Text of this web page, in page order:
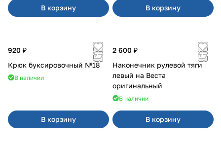
В корзину В корзину
920 ₽
Крюк буксировочный №18
В наличии
В корзину
2 600 ₽
Наконечник рулевой тяги
левый на Веста
оригинальный
В наличии
В корзину